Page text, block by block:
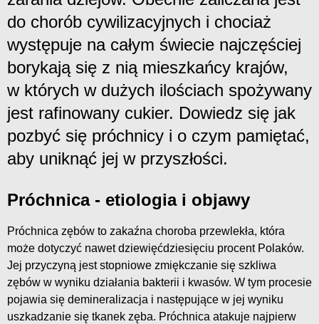
do chorób cywilizacyjnych i chociaż
występuje na całym świecie najczęściej
borykają się z nią mieszkańcy krajów,
w których w dużych ilościach spożywany
jest rafinowany cukier. Dowiedz się jak
pozbyć się próchnicy i o czym pamiętać,
aby uniknąć jej w przyszłości.
Próchnica - etiologia i objawy
Próchnica zębów to zakaźna choroba przewlekła, która
może dotyczyć nawet dziewięćdziesięciu procent Polaków.
Jej przyczyną jest stopniowe zmiękczanie się szkliwa
zębów w wyniku działania bakterii i kwasów. W tym procesie
pojawia się demineralizacja i następujące w jej wyniku
uszkadzanie się tkanek zęba. Próchnica atakuje najpierw